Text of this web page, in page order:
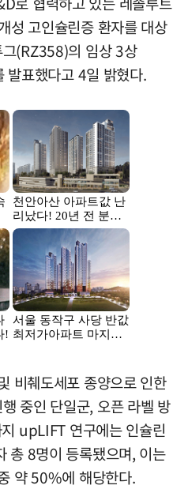
성 고인슐린증 환자를 대상
(RZ358)의 임상 3상
발표했다고 4일 밝혔다.
비췌도세포 종양으로 인한
중인 단일군, 오픈 라벨 방
upLIFT 연구에는 인슐린
총 8명이 등록됐으며, 이는
약 50%에 해당한다.